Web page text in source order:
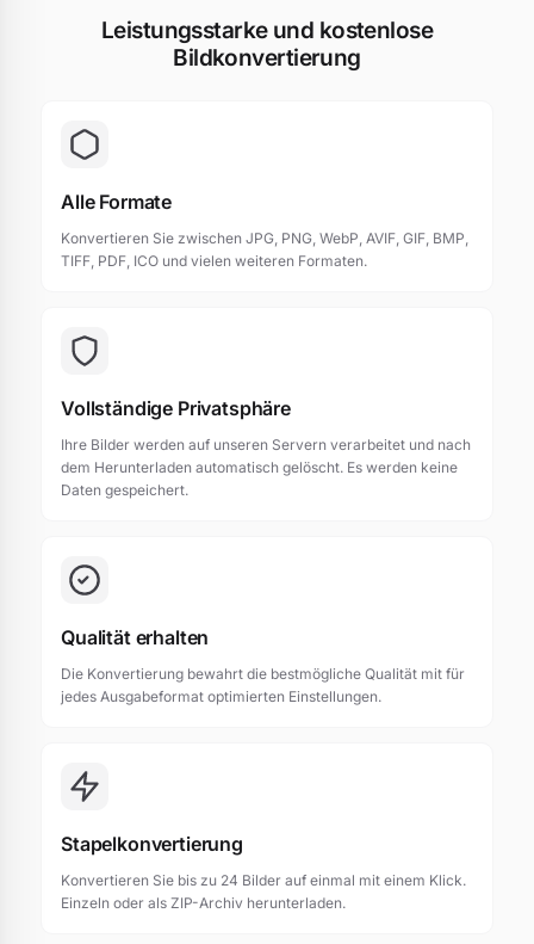
Leistungsstarke und kostenlose
Bildkonvertierung
Alle Formate
Konvertieren Sie zwischen JPG, PNG, WebP, AVIF, GIF, BMP,
TIFF, PDF, ICO und vielen weiteren Formaten.
Vollständige Privatsphäre
Ihre Bilder werden auf unseren Servern verarbeitet und nach
dem Herunterladen automatisch gelöscht. Es werden keine
Daten gespeichert.
Qualität erhalten
Die Konvertierung bewahrt die bestmögliche Qualität mit für
jedes Ausgabeformat optimierten Einstellungen.
Stapelkonvertierung
Konvertieren Sie bis zu 24 Bilder auf einmal mit einem Klick.
Einzeln oder als ZIP-Archiv herunterladen.